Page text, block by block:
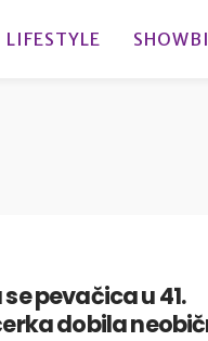
LIFESTYLE
pevačica u 41.
dobila